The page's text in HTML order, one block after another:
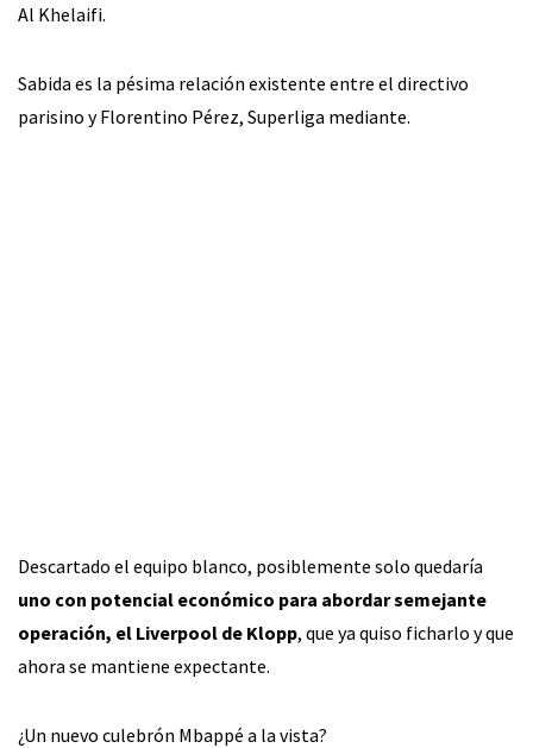
Al Khelaifi.
Sabida es la pésima relación existente entre el directivo
parisino y Florentino Pérez, Superliga mediante.
Descartado el equipo blanco, posiblemente solo quedaría
uno con potencial económico para abordar semejante
operación, el Liverpool de Klopp, que ya quiso ficharlo y que
ahora se mantiene expectante.
¿Un nuevo culebrón Mbappé a la vista?